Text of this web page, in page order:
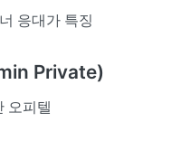
응대가 특징
Private)
오피텔